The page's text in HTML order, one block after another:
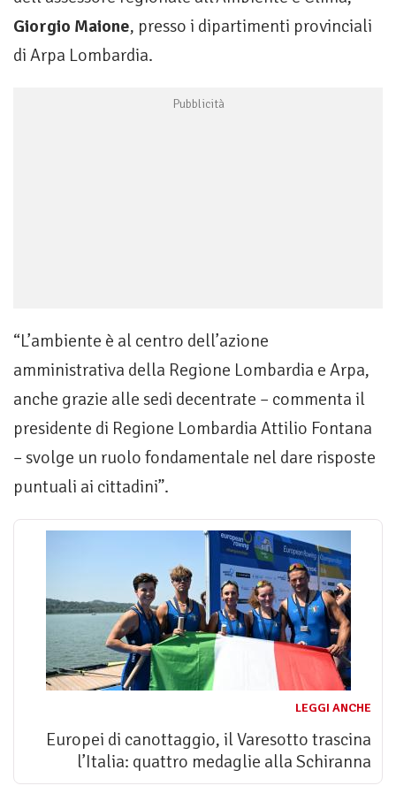
Giorgio Maione, presso i dipartimenti provinciali
di Arpa Lombardia.
“L’ambiente è al centro dell’azione
amministrativa della Regione Lombardia e Arpa,
anche grazie alle sedi decentrate – commenta il
presidente di Regione Lombardia Attilio Fontana
– svolge un ruolo fondamentale nel dare risposte
puntuali ai cittadini”.
LEGGI ANCHE
Europei di canottaggio, il Varesotto trascina
l’Italia: quattro medaglie alla Schiranna